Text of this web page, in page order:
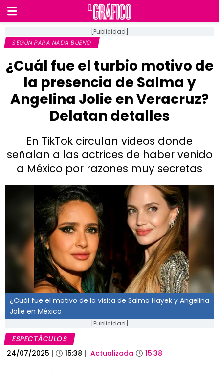
[Publicidad]
SEGÚN PARA NADA BUENO
¿Cuál fue el turbio motivo de
la presencia de Salma y
Angelina Jolie en Veracruz?
Delatan detalles
En TikTok circulan videos donde
señalan a las actrices de haber venido
a México por razones muy secretas
¿Cuál fue el motivo de la visita de Salma Hayek y Angelina
Jolie en México
[Publicidad]
ESPECTÁCULOS
24/07/2025 | 15:38 | Actualizada 15:38